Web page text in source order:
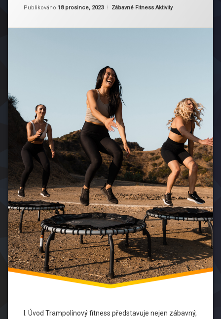
Publikováno 18 prosince, 2023
Aktualizováno 18 prosince, 2023
Od Ruby
Kategorie:
Zábavné Fitness Aktivity
I. Úvod Trampolínový fitness představuje nejen zábavný,
Motivace
Kcviceni
Skákání
Trampolínový
Fitness
Zábavné
Cvičení
Zdraví
A
Zábava
Cvičení
Zdravější